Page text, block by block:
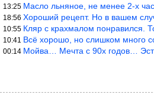
13:25 Масло льняное, не менее 2-х часов.
18:56 Хороший рецепт. Но в вашем случае
10:55 Кляр с крахмалом понравился.
10:41 Всё хорошо, но слишком много
00:14 Мойва… Мечта с 90х годов…